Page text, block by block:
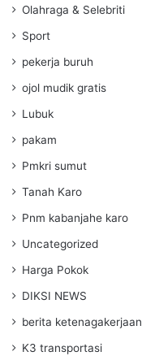
Olahraga & Selebriti
Sport
pekerja buruh
ojol mudik gratis
Lubuk
pakam
Pmkri sumut
Tanah Karo
Pnm kabanjahe karo
Uncategorized
Harga Pokok
DIKSI NEWS
berita ketenagakerjaan
K3 transportasi